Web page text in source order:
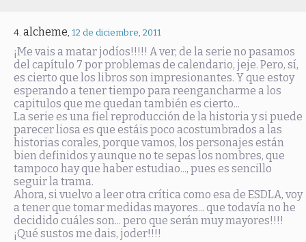
alcheme 12 de diciembre, 2011
¡Me vais a matar jodíos!!!!! A ver, de la serie no pasamos
del capítulo 7 por problemas de calendario, jeje. Pero, sí,
es cierto que los libros son impresionantes. Y que estoy
esperando a tener tiempo para reengancharme a los
capitulos que me quedan también es cierto...
La serie es una fiel reproducción de la historia y si puede
parecer liosa es que estáis poco acostumbrados a las
historias corales, porque vamos, los personajes están
bien definidos y aunque no te sepas los nombres, que
tampoco hay que haber estudiao..., pues es sencillo
seguir la trama.
Ahora, si vuelvo a leer otra crítica como esa de ESDLA, voy
a tener que tomar medidas mayores... que todavía no he
decidido cuáles son... pero que serán muy mayores!!!!
¡Qué sustos me dais, joder!!!!